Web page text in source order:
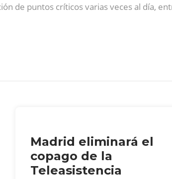
de puntos críticos varias veces al día,
Madrid eliminará el
copago de la
Teleasistencia